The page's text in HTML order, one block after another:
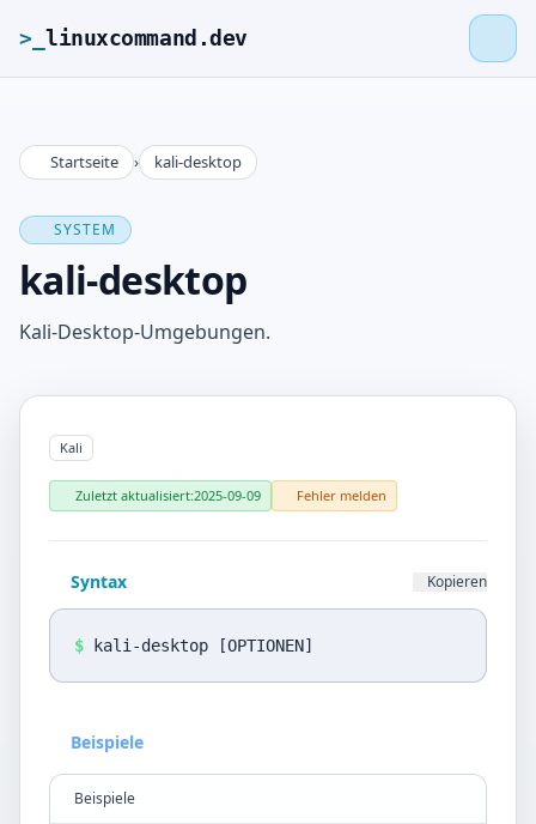
>_ linuxcommand.dev
>_linuxcommand.dev
Roadmap
Kontakt
Impressum
Datenschutz
DE EN
Startseite › kali-desktop
SYSTEM
kali-desktop
Kali-Desktop-Umgebungen.
Kali
Zuletzt aktualisiert:2025-09-09 Fehler melden
Syntax Kopieren
$ kali-desktop [OPTIONEN]
Beispiele
Beispiele